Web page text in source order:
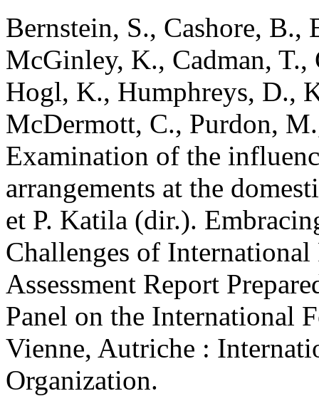
Bernstein, S., Cashore,
McGinley, K., Cadman,
Hogl, K., Humphreys, D.,
McDermott, C., Purdon,
Examination of the
arrangements at the
et P. Katila (dir.).
Challenges of
Assessment Report
Panel on the International
Vienne, Autriche :
Organization.